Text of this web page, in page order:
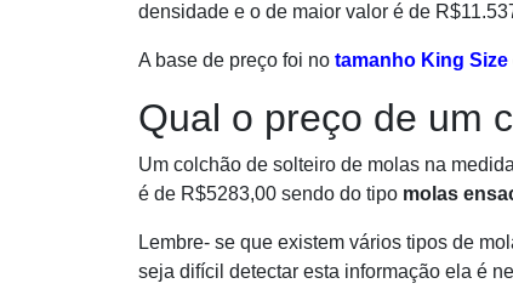
densidade e o de maior valor é de
A base de preço foi no tamanho King Size
Qual o preço de um
Um colchão de solteiro de molas na
é de R$5283,00 sendo do tipo molas
Lembre- se que existem vários tipos de
seja difícil detectar esta informação ela é